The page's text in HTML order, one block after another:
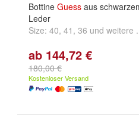
Bottine Guess aus
Leder
Size: 40, 41 , 36 und weitere
ab 144,72 €
180,00 €
Kostenloser Versand